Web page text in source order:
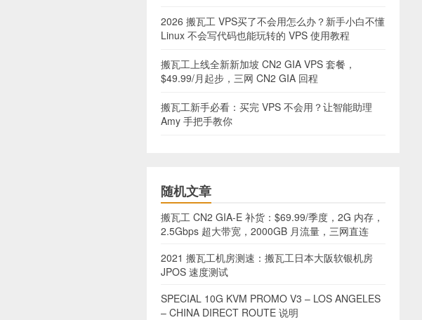
2026 搬瓦工 VPS买了不会用怎么办？新手小白不懂
Linux 不会写代码也能玩转的 VPS 使用教程
搬瓦工上线全新新加坡 CN2 GIA VPS 套餐，
$49.99/月起步，三网 CN2 GIA 回程
搬瓦工新手必看：买完 VPS 不会用？让智能助理
Amy 手把手教你
随机文章
搬瓦工 CN2 GIA-E 补货：$69.99/季度，2G 内存，
2.5Gbps 超大带宽，2000GB 月流量，三网直连
2021 搬瓦工机房测速：搬瓦工日本大阪软银机房
JPOS 速度测试
SPECIAL 10G KVM PROMO V3 – LOS ANGELES
– CHINA DIRECT ROUTE 说明